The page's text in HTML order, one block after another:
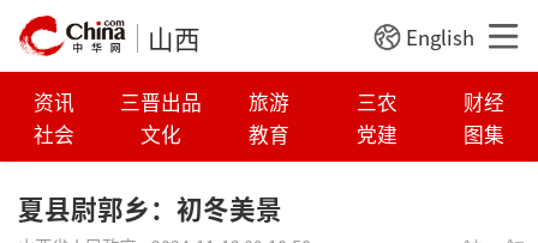
山西 English
资讯 三晋出品 旅游 三农
财经
社会
文化 教育 党建 图集
夏县尉郭乡：初冬美景